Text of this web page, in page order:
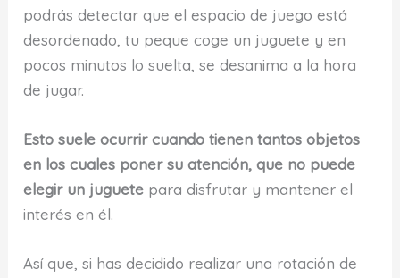
podrás detectar que el espacio de juego está
desordenado, tu peque coge un juguete y en
pocos minutos lo suelta, se desanima a la hora
de jugar.
Esto suele ocurrir cuando tienen tantos objetos
en los cuales poner su atención, que no puede
elegir un juguete para disfrutar y mantener el
interés en él.
Así que, si has decidido realizar una rotación de